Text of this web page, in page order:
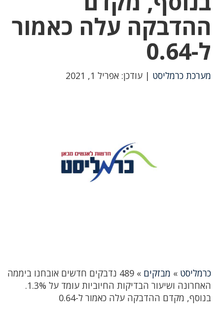
ההדבקה עלה כאמור
ל-0.64
מערכת כרמליסט | עודכן: אפריל 1, 2021
כרמליסט » מבזקים »
489 נדבקים חדשים אובחנו ביממה
האחרונה ושיעור הבדיקות החיוביות עומד על 1.3%.
בנוסף, מקדם ההדבקה עלה כאמור ל-0.64